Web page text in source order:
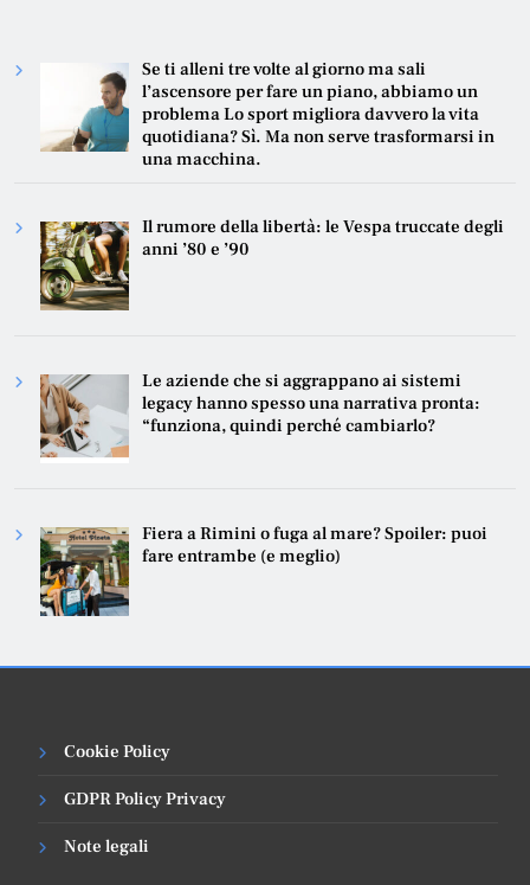
Se ti alleni tre volte al giorno ma sali
l’ascensore per fare un piano, abbiamo un
problema Lo sport migliora davvero la vita
quotidiana? Sì. Ma non serve trasformarsi in
una macchina.
Il rumore della libertà: le Vespa truccate degli
anni ’80 e ’90
Le aziende che si aggrappano ai sistemi
legacy hanno spesso una narrativa pronta:
“funziona, quindi perché cambiarlo?
Fiera a Rimini o fuga al mare? Spoiler: puoi
fare entrambe (e meglio)
Cookie Policy
GDPR Policy Privacy
Note legali